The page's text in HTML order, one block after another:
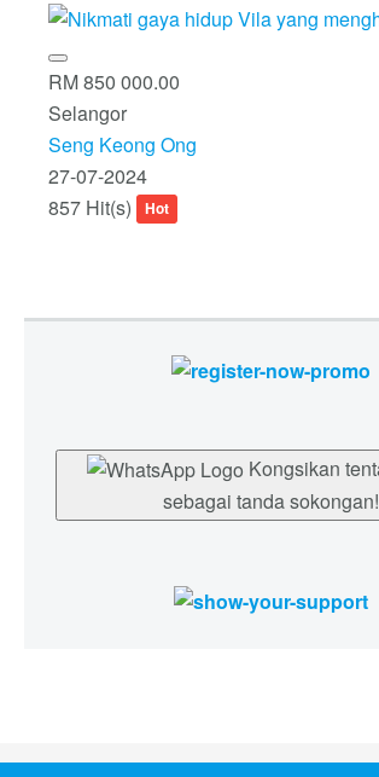
RM 850 000.00
Selangor
Seng Keong Ong
27-07-2024
857 Hit(s)
Hot
sebagai tanda sokongan!